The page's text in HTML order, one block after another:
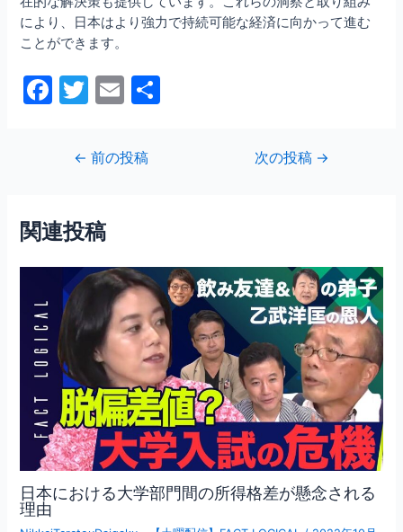
により、日本はより強力で持続可能な経済に向かって進む
ことができます。
F
o
o
k
T
itt
er
E
ai
l
ビ
ゲ
ン
← 前の投稿 次の投稿 →
関連投稿
日本における大学部門間の所得格差が懸念される
理由